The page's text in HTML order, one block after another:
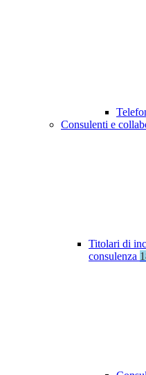
Consulenti e
Titolari di
consulenza